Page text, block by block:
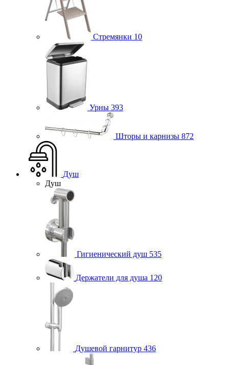
Стремянки 10
Урны 393
Шторы и карнизы 872
Душ
Душ
Гигиенический душ 535
Держатели для душа 120
Душевой гарнитур 436